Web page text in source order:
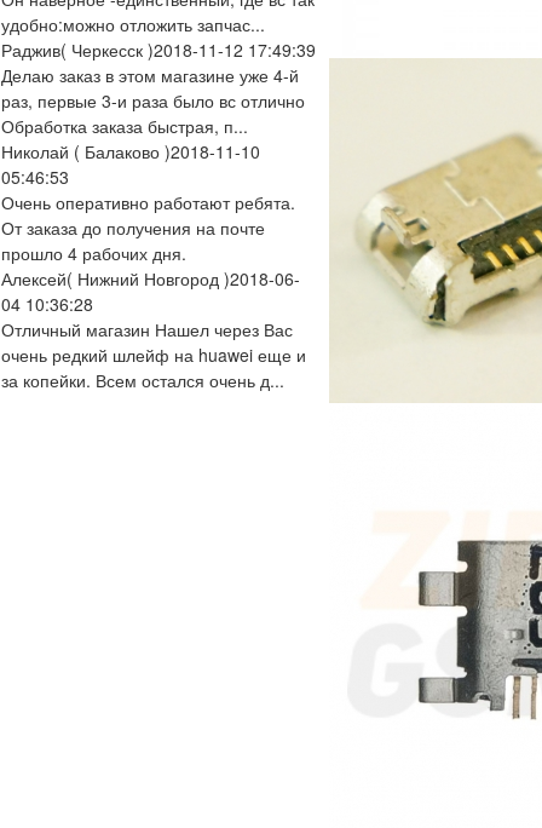
удобно:можно отложить запчас...
Раджив( Черкесск )2018-11-12 17:49:39
Делаю заказ в этом магазине уже 4-й
раз, первые 3-и раза было вс отлично
Обработка заказа быстрая, п...
Николай ( Балаково )2018-11-10
05:46:53
Очень оперативно работают ребята.
От заказа до получения на почте
прошло 4 рабочих дня.
Алексей( Нижний Новгород )2018-06-
04 10:36:28
Отличный магазин Нашел через Вас
очень редкий шлейф на huawei еще и
за копейки. Всем остался очень д...